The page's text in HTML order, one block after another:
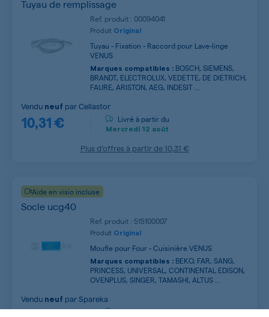
Tuyau de remplissage
Ref. produit : 00094041
Produit Original
Tuyau - Fixation - Raccord pour Lave-linge
VENUS
Marques compatibles : BOSCH, SIEMENS,
BRANDT, ELECTROLUX, VEDETTE, DE DIETRICH,
FAURE, ARISTON, AEG, INDESIT ...
10,31 €
Vendu neuf parCellastor
Livré à partir du
Mercredi 12 août
Plus d’offres à partir de10,31 €
Aide en visio incluse
Socle ucg40
Ref. produit : 515100007
Produit Original
Moufle pour Four - Cuisinière VENUS
Marques compatibles : BEKO, FAR, SANG,
PRINCESS, UNIVERSAL, CONTINENTAL EDISON,
OVENPLUS, SINGER, TAMASHI, ALTUS ...
Vendu neuf parSpareka
Livré à partir du